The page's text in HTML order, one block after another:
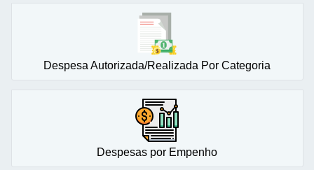
Despesa Autorizada/Realizada Por Categoria
Despesas por Empenho